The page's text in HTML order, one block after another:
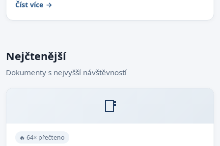
Číst více →
Nejčtenější
Dokumenty s nejvyšší návštěvností
📑
🔥 64× přečteno